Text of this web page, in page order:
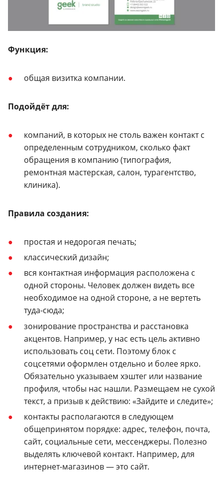
Функция:
общая визитка компании.
Подойдёт для:
компаний, в которых не столь важен контакт с
определенным сотрудником, сколько факт
обращения в компанию (типография,
ремонтная мастерская, салон, турагентство,
клиника).
Правила создания:
простая и недорогая печать;
классический дизайн;
вся контактная информация расположена с
одной стороны. Человек должен видеть все
необходимое на одной стороне, а не вертеть
туда-сюда;
зонирование пространства и расстановка
акцентов. Например, у нас есть цель активно
использовать соц сети. Поэтому блок с
соцсетями оформлен отдельно и более ярко.
Обязательно указываем хэштег или название
профиля, чтобы нас нашли. Размещаем не сухой
текст, а призыв к действию: «Зайдите и следите»;
контакты располагаются в следующем
общепринятом порядке: адрес, телефон, почта,
сайт, социальные сети, мессенджеры. Полезно
выделять ключевой контакт. Например, для
интернет-магазинов — это сайт.